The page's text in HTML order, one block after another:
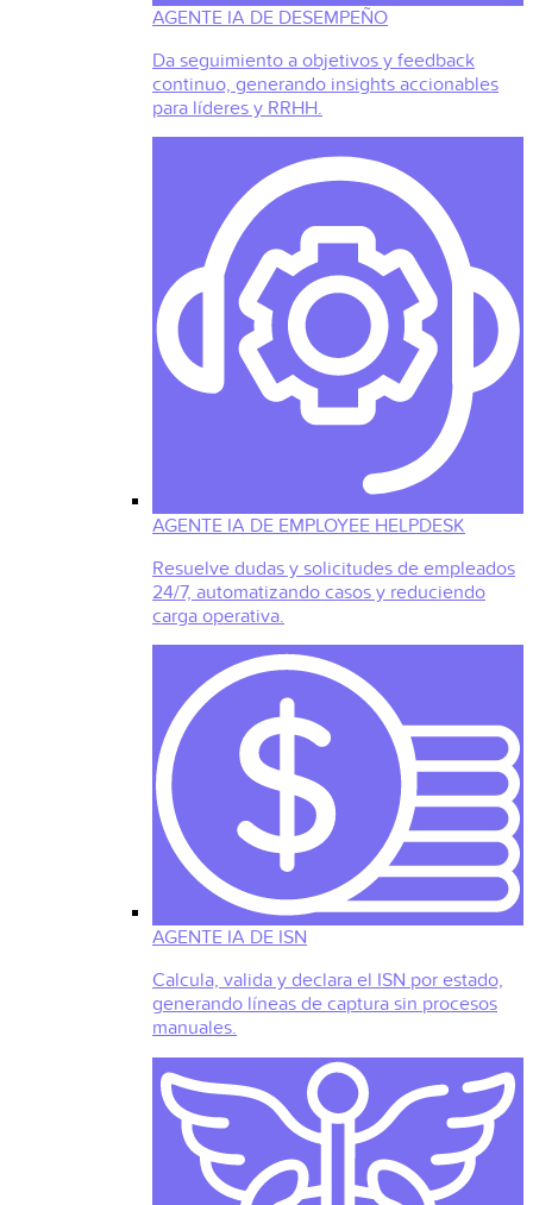
AGENTE IA DE DESEMPEÑO
Da seguimiento a objetivos y feedback
continuo, generando insights accionables
para líderes y RRHH.
AGENTE IA DE EMPLOYEE HELPDESK
Resuelve dudas y solicitudes de empleados
24/7, automatizando casos y reduciendo
carga operativa.
AGENTE IA DE ISN
Calcula, valida y declara el ISN por estado,
generando líneas de captura sin procesos
manuales.